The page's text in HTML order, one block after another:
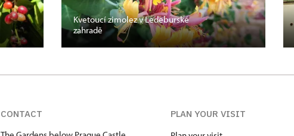
Kvetoucí zimolez v Ledeburské
zahradě
CONTACT
PLAN YOUR VISIT